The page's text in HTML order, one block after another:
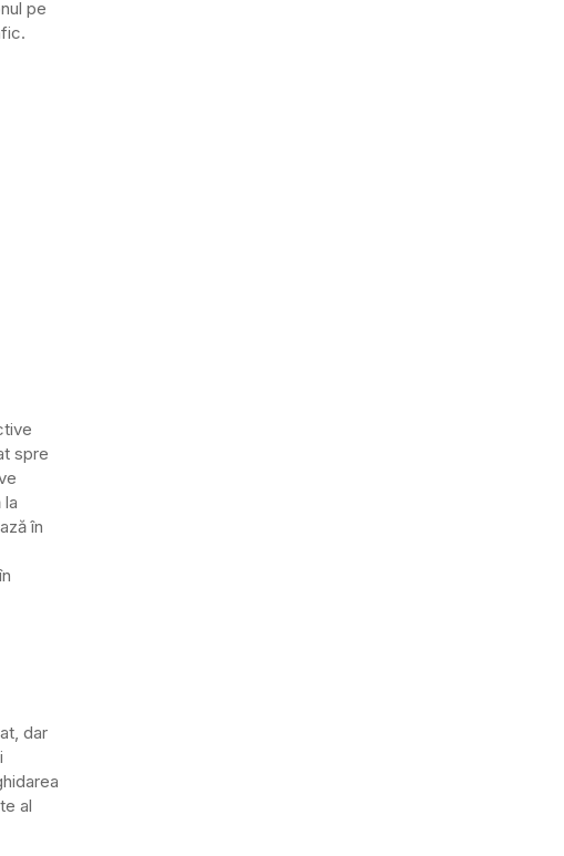
pe
spre
la
în
dar
al